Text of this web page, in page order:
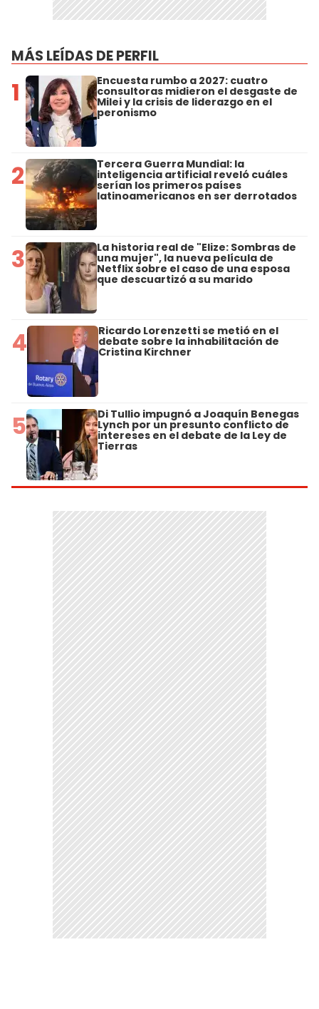
MÁS LEÍDAS DE PERFIL
1 Encuesta rumbo a 2027: cuatro
consultoras midieron el desgaste de
Milei y la crisis de liderazgo en el
peronismo
2 Tercera Guerra Mundial: la
inteligencia artificial reveló cuáles
serían los primeros países
latinoamericanos en ser derrotados
3 La historia real de "Elize: Sombras de
una mujer", la nueva película de
Netflix sobre el caso de una esposa
que descuartizó a su marido
4 Ricardo Lorenzetti se metió en el
debate sobre la inhabilitación de
Cristina Kirchner
5 Di Tullio impugnó a Joaquín Benegas
Lynch por un presunto conflicto de
intereses en el debate de la Ley de
Tierras